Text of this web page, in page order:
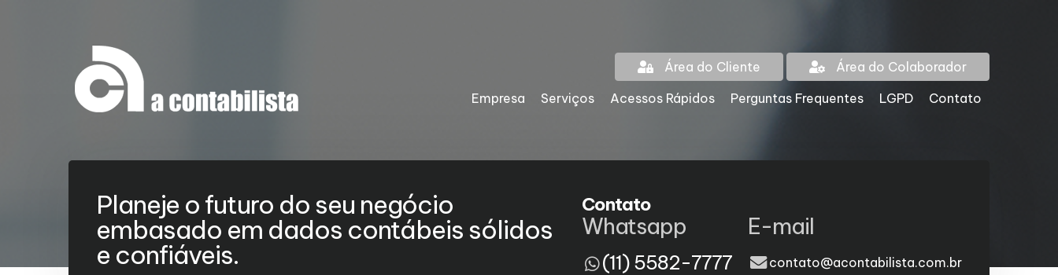
Área do Cliente
Área do Colaborador
Empresa
Serviços Acessos Rápidos Perguntas Frequentes LGPD Contato
Planeje o futuro do seu negócio
embasado em dados contábeis sólidos
e confiáveis.
Contato
Whatsapp
(11) 5582-7777
E-mail
contato@acontabilista.com.br